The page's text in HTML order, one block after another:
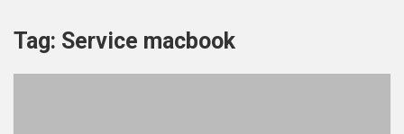
Tag: Service macbook